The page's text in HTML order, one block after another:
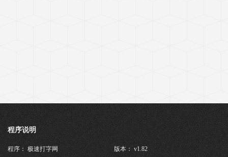
程序说明
程序： 极速打字网 版本： v1.82